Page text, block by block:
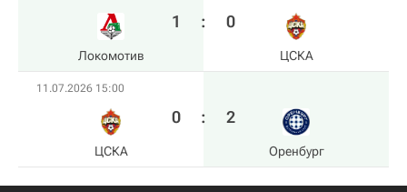
Локомотив
1 : 0
ЦСКА
11.07.2026 15:00
ЦСКА
0 : 2
Оренбург